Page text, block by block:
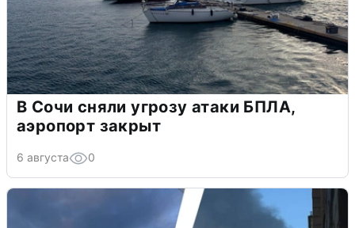
В Сочи сняли угрозу атаки БПЛА,
аэропорт закрыт
6 августа 0